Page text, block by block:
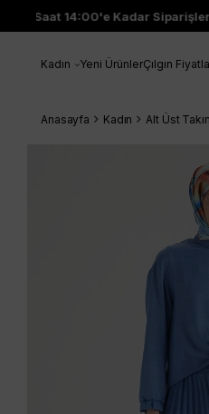
Saat 14:00'e Kadar Siparişler
Kadın Yeni ÜrünlerÇılgın
Anasayfa Kadın Alt Üst